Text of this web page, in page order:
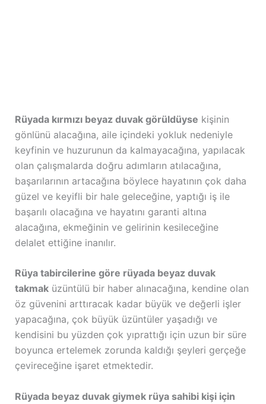
Rüyada kırmızı beyaz duvak görüldüyse kişinin
gönlünü alacağına, aile içindeki yokluk nedeniyle
keyfinin ve huzurunun da kalmayacağına, yapılacak
olan çalışmalarda doğru adımların atılacağına,
başarılarının artacağına böylece hayatının çok daha
güzel ve keyifli bir hale geleceğine, yaptığı iş ile
başarılı olacağına ve hayatını garanti altına
alacağına, ekmeğinin ve gelirinin kesileceğine
delalet ettiğine inanılır.
Rüya tabircilerine göre rüyada beyaz duvak
takmaküzüntülü bir haber alınacağına, kendine olan
öz güvenini arttıracak kadar büyük ve değerli işler
yapacağına, çok büyük üzüntüler yaşadığı ve
kendisini bu yüzden çok yıprattığı için uzun bir süre
boyunca ertelemek zorunda kaldığı şeyleri gerçeğe
çevireceğine işaret etmektedir.
Rüyada beyaz duvak giymek rüya sahibi kişi için